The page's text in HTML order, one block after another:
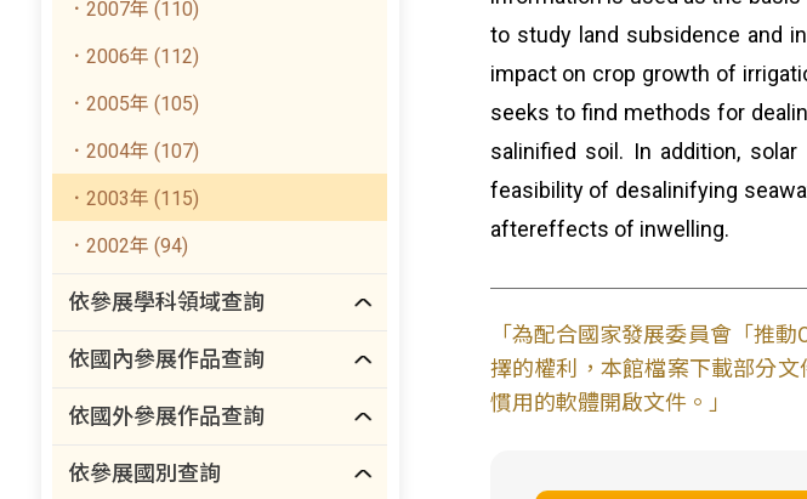
．2007年 (110)
．2006年 (112)
．2005年 (105)
．2004年 (107)
．2003年 (115)
．2002年 (94)
依參展學科領域查詢
依國內參展作品查詢
依國外參展作品查詢
依參展國別查詢
to study land subsidence and
impact on crop growth of
seeks to find methods for
salinified soil. In addition,
feasibility of desalinifying
aftereffects of inwelling.
「為配合國家發展委員會「推
擇的權利，本館檔案下載部分
慣用的軟體開啟文件。」